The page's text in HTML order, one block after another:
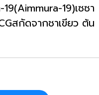
19)เซซา
สกัดจากชาเขียว ต้น